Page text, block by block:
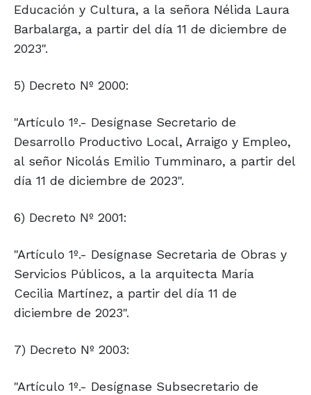
Educación y Cultura, a la señora Nélida Laura
Barbalarga, a partir del día 11 de diciembre de
2023".
5) Decreto Nº 2000:
"Artículo 1º.- Desígnase Secretario de
Desarrollo Productivo Local, Arraigo y Empleo,
al señor Nicolás Emilio Tumminaro, a partir del
día 11 de diciembre de 2023".
6) Decreto Nº 2001:
"Artículo 1º.- Desígnase Secretaria de Obras y
Servicios Públicos, a la arquitecta María
Cecilia Martínez, a partir del día 11 de
diciembre de 2023".
7) Decreto Nº 2003:
"Artículo 1º.- Desígnase Subsecretario de